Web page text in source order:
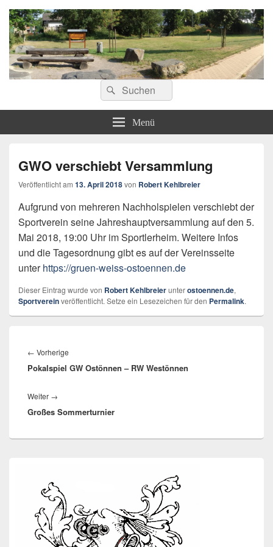
ostoennen.deSuchen
nach:
Suchen
Menü
GWO verschiebt Versammlung
Veröffentlicht am 13. April 2018von Robert Kehlbreier
Aufgrund von mehreren Nachholspielen verschiebt der
Sportverein seine Jahreshauptversammlung auf den 5.
Mai 2018, 19:00 Uhr im Sportlerheim. Weitere Infos
und die Tagesordnung gibt es auf der Vereinsseite
unterhttps://gruen-weiss-ostoennen.de
Dieser Eintrag wurde von Robert Kehlbreierunterostoennen.de,
Sportvereinveröffentlicht. Setze ein Lesezeichen für den Permalink.
← Vorherige
Beitrag:
Pokalspiel GW Ostönnen – RW Westönnen
Weiter →
Beitrag:
Großes Sommerturnier
Widgetbereich